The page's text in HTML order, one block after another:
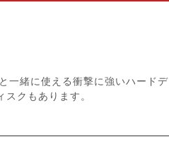
一緒に使える衝撃に強いハードデ
クもあります。